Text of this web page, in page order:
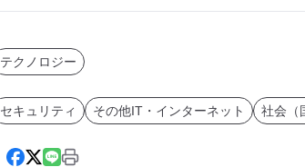
テクノロジー
セキュリティ その他IT・インターネット 社会（